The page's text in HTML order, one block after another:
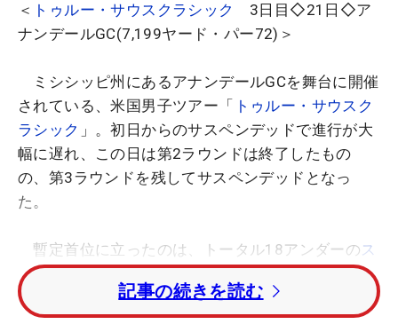
＜ トゥルー・サウスクラシック
3日目◇21日◇ア
ナンデールGC(7,199ヤード・パー72)＞
ミシシッピ州にあるアナンデールGCを舞台に開催
されている、米国男子ツアー「
トゥルー・サウスク
ラシック 」。初日からのサスペンデッドで進行が大
幅に遅れ、この日は第2ラウンドは終了したもの
の、第3ラウンドを残してサスペンデッドとなっ
た。
暫定首位に立ったのは、トータル18アンダーの ス
コット・スターリングス(米国)。4打差のトータル
14アンダー暫定2位タイにはジェイソン・ボーン
(米
国)らがつけた。
記事の続きを読む